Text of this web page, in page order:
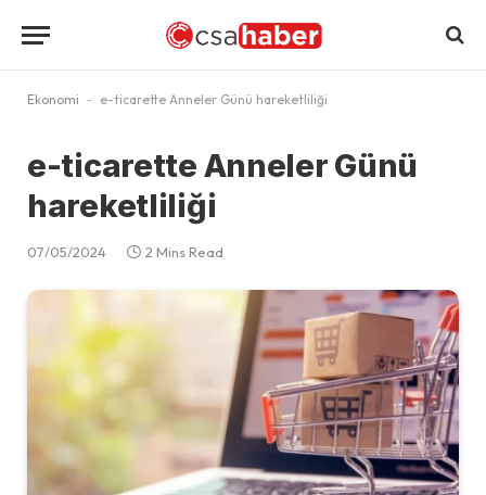
Ekonomi - e-ticarette Anneler Günü hareketliliği
e-ticarette Anneler Günü
hareketliliği
07/05/2024 2 Mins Read